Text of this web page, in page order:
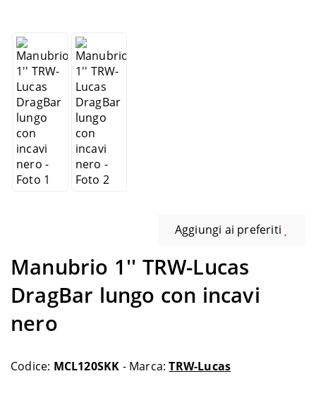
Aggiungi ai preferiti
Manubrio 1'' TRW-Lucas
DragBar lungo con incavi
nero
Codice: MCL120SKK - Marca:TRW-Lucas